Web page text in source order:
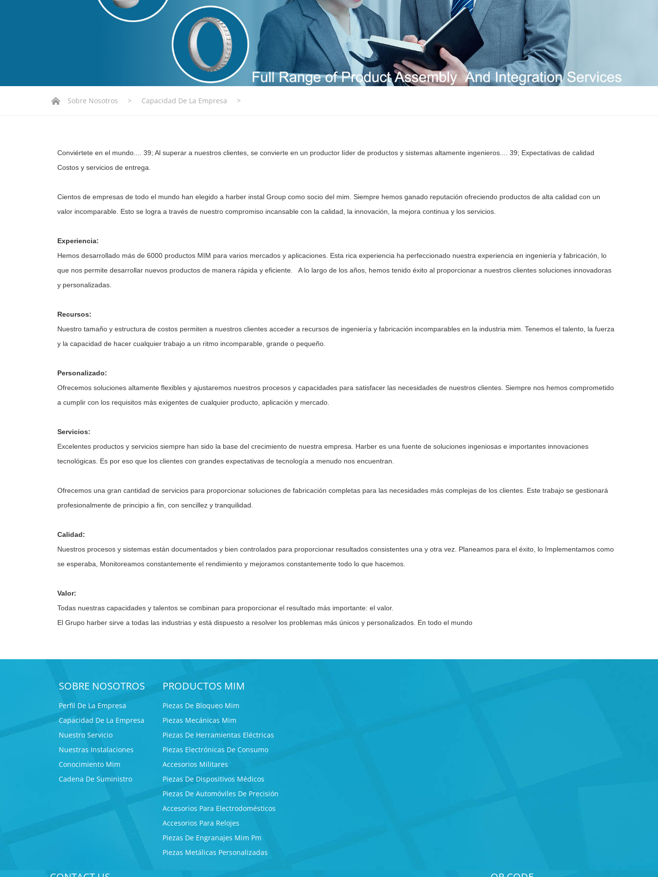
Sobre Nosotros > Capacidad De La Empresa >
Conviértete en el mundo.... 39; Al superar a nuestros clientes, se convierte en un productor líder de productos y sistemas altamente ingenieros.... 39; Expectativas de calidad
Costos y servicios de entrega.
Cientos de empresas de todo el mundo han elegido a harber instal Group como socio del mim. Siempre hemos ganado reputación ofreciendo productos de alta calidad con un
valor incomparable. Esto se logra a través de nuestro compromiso incansable con la calidad, la innovación, la mejora continua y los servicios.
Experiencia:
Hemos desarrollado más de 6000 productos MIM para varios mercados y aplicaciones. Esta rica experiencia ha perfeccionado nuestra experiencia en ingeniería y fabricación, lo
que nos permite desarrollar nuevos productos de manera rápida y eficiente. A lo largo de los años, hemos tenido éxito al proporcionar a nuestros clientes soluciones innovadoras
y personalizadas.
Recursos:
Nuestro tamaño y estructura de costos permiten a nuestros clientes acceder a recursos de ingeniería y fabricación incomparables en la industria mim. Tenemos el talento, la fuerza
y la capacidad de hacer cualquier trabajo a un ritmo incomparable, grande o pequeño.
Personalizado:
Ofrecemos soluciones altamente flexibles y ajustaremos nuestros procesos y capacidades para satisfacer las necesidades de nuestros clientes. Siempre nos hemos comprometido
a cumplir con los requisitos más exigentes de cualquier producto, aplicación y mercado.
Servicios:
Excelentes productos y servicios siempre han sido la base del crecimiento de nuestra empresa. Harber es una fuente de soluciones ingeniosas e importantes innovaciones
tecnológicas. Es por eso que los clientes con grandes expectativas de tecnología a menudo nos encuentran.
Ofrecemos una gran cantidad de servicios para proporcionar soluciones de fabricación completas para las necesidades más complejas de los clientes. Este trabajo se gestionará
profesionalmente de principio a fin, con sencillez y tranquilidad.
Calidad:
Nuestros procesos y sistemas están documentados y bien controlados para proporcionar resultados consistentes una y otra vez. Planeamos para el éxito, lo Implementamos como
se esperaba, Monitoreamos constantemente el rendimiento y mejoramos constantemente todo lo que hacemos.
Valor:
Todas nuestras capacidades y talentos se combinan para proporcionar el resultado más importante: el valor.
El Grupo harber sirve a todas las industrias y está dispuesto a resolver los problemas más únicos y personalizados. En todo el mundo
SOBRE NOSOTROS
Perfil De La Empresa
Capacidad De La Empresa
Nuestro Servicio
Nuestras Instalaciones
Conocimiento Mim
Cadena De Suministro
PRODUCTOS MIM
Piezas De Bloqueo Mim
Piezas Mecánicas Mim
Piezas De Herramientas Eléctricas
Piezas Electrónicas De Consumo
Accesorios Militares
Piezas De Dispositivos Médicos
Piezas De Automóviles De Precisión
Accesorios Para Electrodomésticos
Accesorios Para Relojes
Piezas De Engranajes Mim Pm
Piezas Metálicas Personalizadas